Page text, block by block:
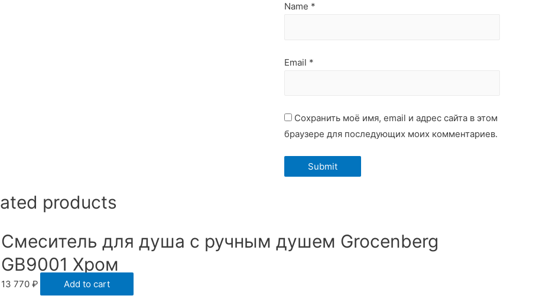
Name *
Email *
Сохранить моё имя, email и адрес сайта в этом
браузере для последующих моих комментариев.
products
Смеситель для душа с ручным душем Groсenberg
GB9001 Хром
13 770 ₽ Add to cart